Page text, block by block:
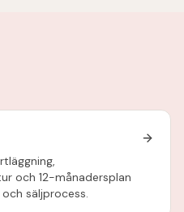
och 12-månadersplan
säljprocess.